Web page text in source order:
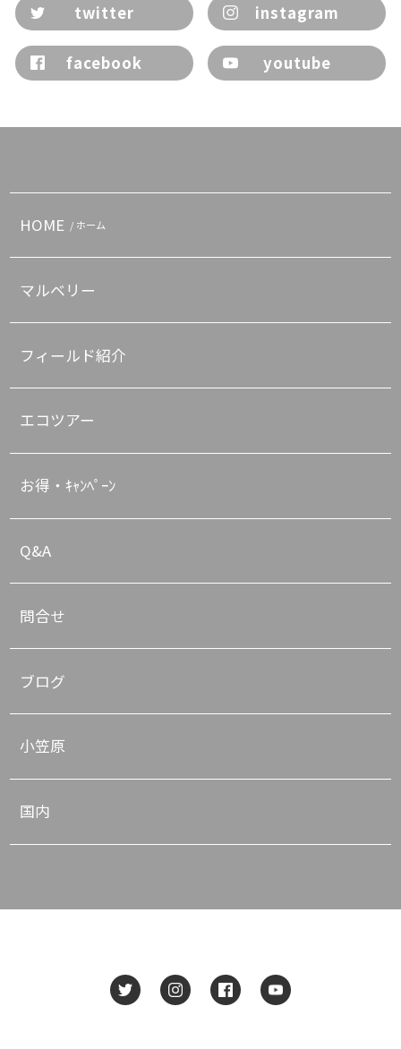
twitter instagram
facebook youtube
HOME / ホーム
マルベリー
フィールド紹介
エコツアー
お得・ｷｬﾝﾍﾟｰﾝ
Q&A
問合せ
ブログ
小笠原
国内